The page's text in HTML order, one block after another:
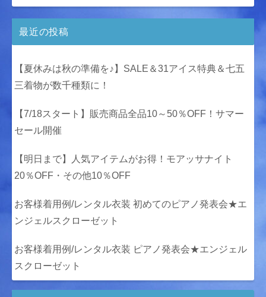
最近の投稿
【夏休みは秋の準備を♪】SALE＆31アイス特典＆七五
三着物が数千種類に！
【7/18スタート】販売商品全品10～50％OFF！サマー
セール開催
【明日まで】人気アイテムがお得！モアッサナイト
20％OFF・その他10％OFF
お客様着用例/レンタル衣装 初めてのピアノ発表会★エ
ンジェルスクローゼット
お客様着用例/レンタル衣装 ピアノ発表会★エンジェル
スクローゼット